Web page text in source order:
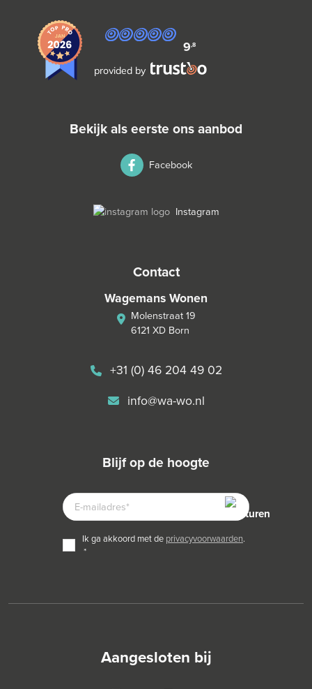
9,8
provided by
bekijk als eerste ons aanbod
Facebook
Instagram
contact
Wagemans Wonen
Molenstraat 19
6121 XD Born
+31 (0) 46 204 49 02
info@wa-wo.nl
blijf op de hoogte
E-
MAILADRES
TOESTEMMING
*
ik ga akkoord met de privacyvoorwaarden.
*
Aangesloten bij